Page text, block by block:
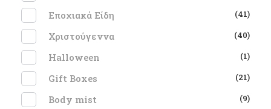
Εποχιακά Είδη (41)
Χριστούγεννα (40)
Halloween (1)
Gift Boxes (21)
Body mist (9)